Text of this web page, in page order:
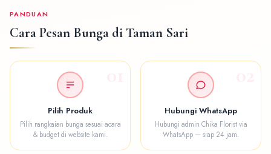
PANDUAN
Cara Pesan Bunga di Taman Sari
Pilih Produk
Pilih rangkaian bunga sesuai acara
& budget di website kami.
Hubungi WhatsApp
Hubungi admin Chika Florist via
WhatsApp — siap 24 jam.